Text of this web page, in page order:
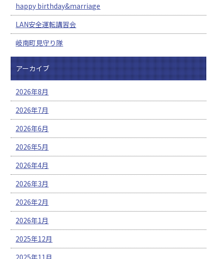
happy birthday&marriage
LAN安全運転講習会
岐南町見守り隊
アーカイブ
2026年8月
2026年7月
2026年6月
2026年5月
2026年4月
2026年3月
2026年2月
2026年1月
2025年12月
2025年11月